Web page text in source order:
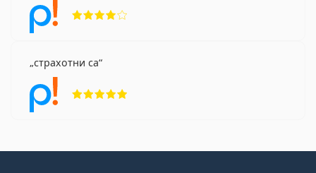
страхотни са